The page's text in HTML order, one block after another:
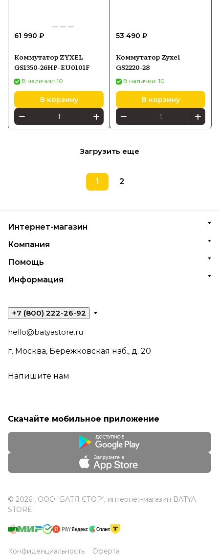
61 990 ₽
Коммутатор ZYXEL
GS1350-26HP-EU0101F
В наличии: 10
В корзину
53 490 ₽
Коммутатор Zyxel
GS2220-28
В наличии: 10
В корзину
Загрузить еще
1 2
Интернет-магазин
Компания
Помощь
Информация
+7 (800) 222-26-92
hello@batyastore.ru
г. Москва, Бережковская наб., д. 20
Напишите нам
Скачайте мобильное приложение
© 2026 , ООО "БАТЯ СТОР", интернет-магазин BATYA
STORE
Конфиденциальность Оферта